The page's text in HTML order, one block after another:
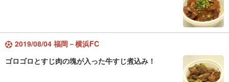
2019/08/04 福岡－横浜FC
ゴロゴロとすじ肉の塊が入った牛すじ煮込み！